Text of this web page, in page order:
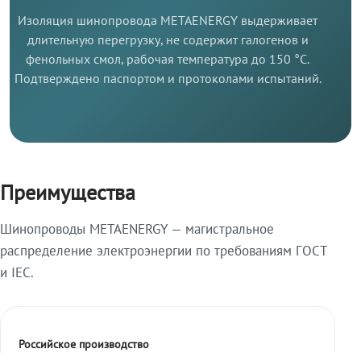
Изоляция шинопровода METAENERGY выдерживает
длительную перегрузку, не содержит галогенов и
фенольных смол, рабочая температура до 150 °C.
Подтверждено паспортом и протоколами испытаний.
Преимущества
Шинопроводы METAENERGY — магистральное
распределение электроэнергии по требованиям ГОСТ
и IEC.
Российское производство